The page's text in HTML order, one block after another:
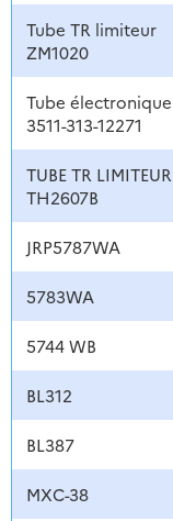
Tube TR limiteur
ZM1020
Tube électronique
3511-313-12271
TUBE TR LIMITEUR
TH2607B
JRP5787WA
5783WA
5744 WB
BL312
BL387
MXC-38